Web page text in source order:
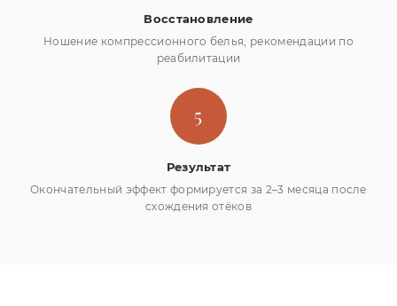
Восстановление
Ношение компрессионного белья, рекомендации по
реабилитации
5
Результат
Окончательный эффект формируется за 2–3 месяца после
схождения отёков